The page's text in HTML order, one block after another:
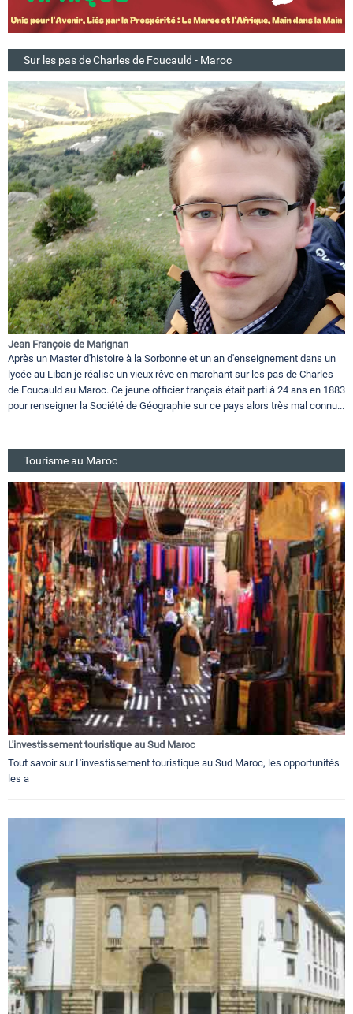
Sur les pas de Charles de Foucauld - Maroc
Jean François de Marignan
Après un Master d'histoire à la Sorbonne et un an d'enseignement dans un
lycée au Liban je réalise un vieux rêve en marchant sur les pas de Charles
de Foucauld au Maroc. Ce jeune officier français était parti à 24 ans en 1883
pour renseigner la Société de Géographie sur ce pays alors très mal connu...
Tourisme au Maroc
L'investissement touristique au Sud Maroc
Tout savoir sur L'investissement touristique au Sud Maroc, les opportunités
les a